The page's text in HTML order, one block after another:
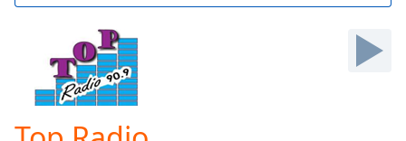
Skip
Current